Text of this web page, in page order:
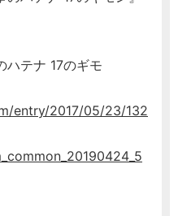
17のギモ
entry/2017/05/23/132